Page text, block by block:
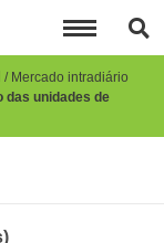
Mercado intradiário
das unidades de